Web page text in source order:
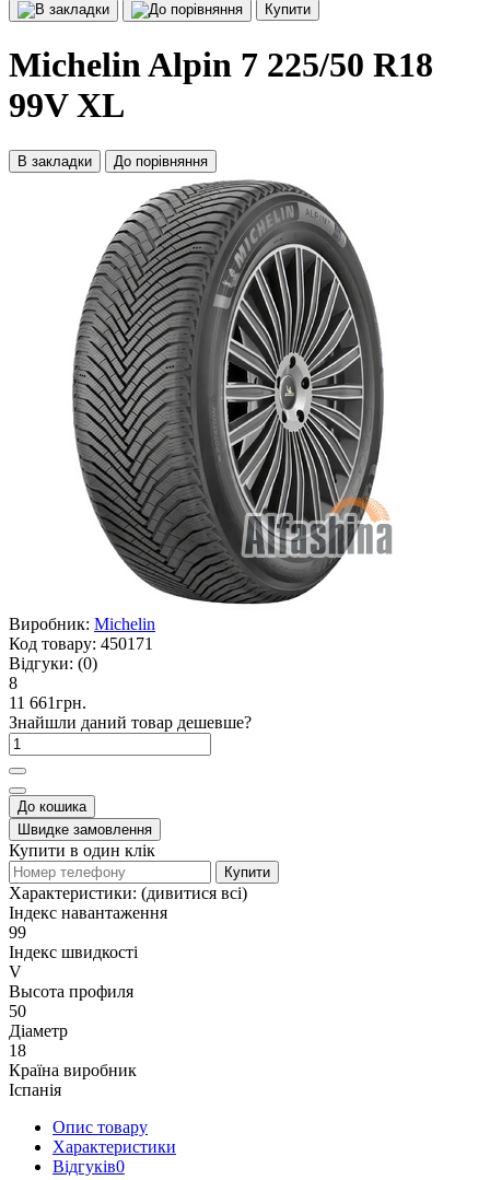
Купити
Michelin Alpin 7 225/50 R18
99V XL
В закладки До порівняння
Виробник: Michelin
Код товару: 450171
Відгуки: (0)
8
11 661грн.
Знайшли даний товар дешевше?
До кошика
Швидке замовлення
Купити в один клік
Купити
Характеристики: (дивитися всі)
Індекс навантаження
99
Індекс швидкості
V
Высота профиля
50
Діаметр
18
Країна виробник
Іспанія
Опис товару
Характеристики
Відгуків0